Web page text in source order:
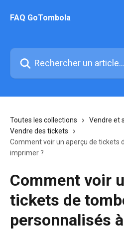
FAQ GoTombola
Rechercher un article...
Toutes les collections
Vendre et
Vendre des tickets
Comment voir un aperçu de tickets
imprimer ?
Comment voir
tickets de
personnalisés